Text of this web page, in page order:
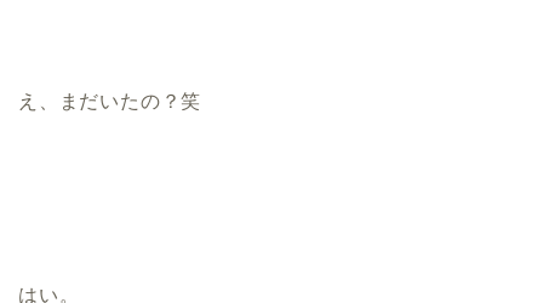
え、まだいたの？笑
はい。